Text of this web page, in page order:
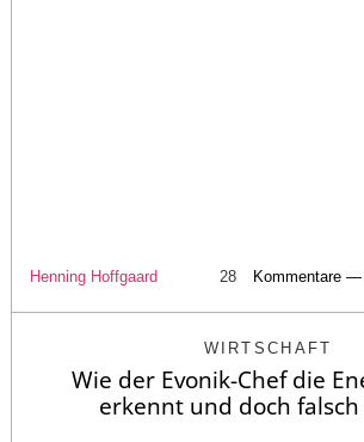
Henning Hoffgaard 28 Kommentare —
WIRTSCHAFT
Wie der Evonik-Chef die
erkennt und doch